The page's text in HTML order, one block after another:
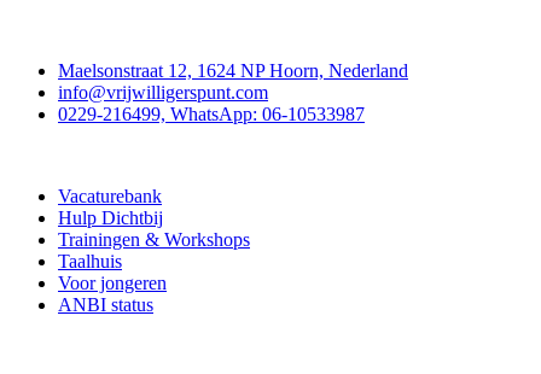
Maelsonstraat 12, 1624 NP Hoorn, Nederland
info@vrijwilligerspunt.com
0229-216499, WhatsApp: 06-10533987
Vacaturebank
Hulp Dichtbij
Trainingen & Workshops
Taalhuis
Voor jongeren
ANBI status